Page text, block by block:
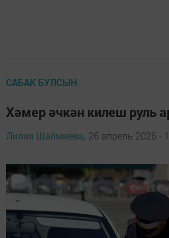
САБАК БУЛСЫН
Хәмер әчкән килеш руль
Лилия Шәймиева, 26 апрель 2026 -